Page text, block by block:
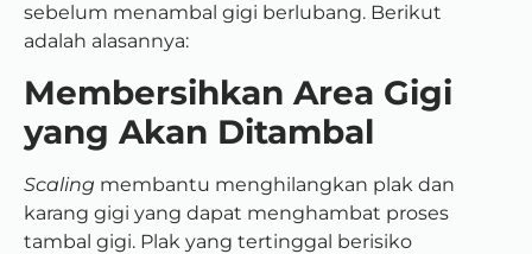
sebelum menambal gigi berlubang. Berikut
adalah alasannya:
Membersihkan Area Gigi
yang Akan Ditambal
Scaling membantu menghilangkan plak dan
karang gigi yang dapat menghambat proses
tambal gigi. Plak yang tertinggal berisiko